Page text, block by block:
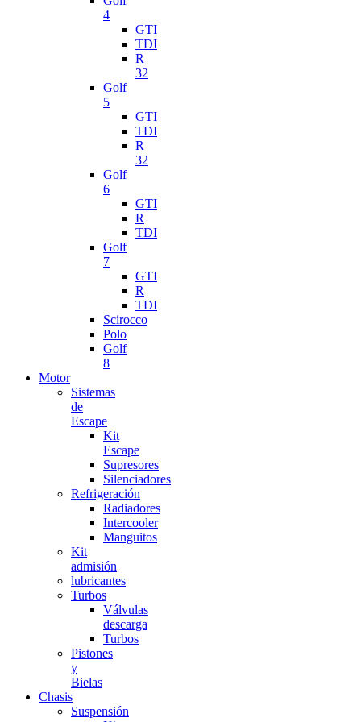
4
GTI
TDI
R
32
Golf
5
GTI
TDI
R
32
Golf
6
GTI
R
TDI
Golf
7
GTI
R
TDI
Scirocco
Polo
Golf
8
Motor
Sistemas
de
Escape
Kit
Escape
Supresores
Silenciadores
Refrigeración
Radiadores
Intercooler
Manguitos
Kit
admisión
lubricantes
Turbos
Válvulas
descarga
Turbos
Pistones
y
Bielas
Chasis
Suspensión